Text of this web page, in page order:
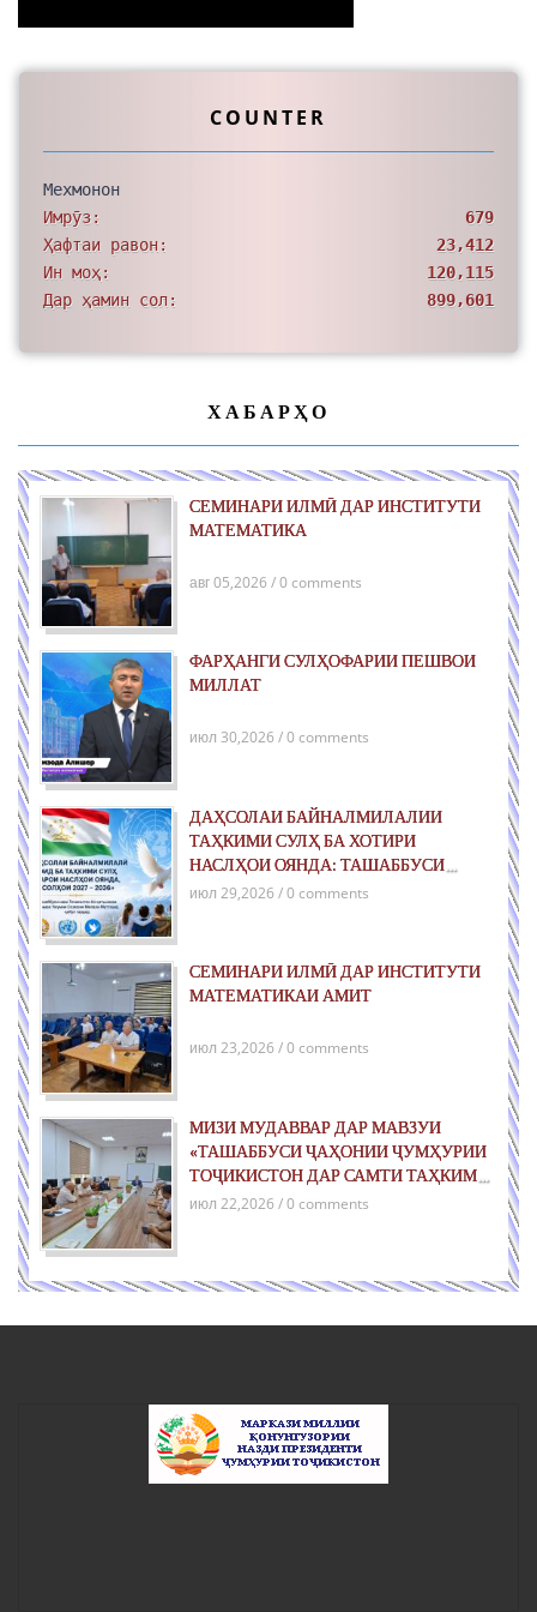
COUNTER
Мехмонон
Имрӯз:
679
Ҳафтаи равон:
23,412
Ин моҳ:
120,115
Дар ҳамин сол:
899,601
ХАБАРҲО
СЕМИНАРИ ИЛМӢ ДАР ИНСТИТУТИ
МАТЕМАТИКА
авг 05,2026 / 0 comments
ФАРҲАНГИ СУЛҲОФАРИИ ПЕШВОИ
МИЛЛАТ
июл 30,2026 / 0 comments
ДАҲСОЛАИ БАЙНАЛМИЛАЛИИ
ТАҲКИМИ СУЛҲ БА ХОТИРИ
НАСЛҲОИ ОЯНДА: ТАШАББУСИ
ҶАҲОНИИ ҶУМҲУРИИ ТОҶИКИСТОН
июл 29,2026 / 0 comments
СЕМИНАРИ ИЛМӢ ДАР ИНСТИТУТИ
МАТЕМАТИКАИ АМИТ
июл 23,2026 / 0 comments
МИЗИ МУДАВВАР ДАР МАВЗУИ
«ТАШАББУСИ ҶАҲОНИИ ҶУМҲУРИИ
ТОҶИКИСТОН ДАР САМТИ ТАҲКИМИ
СУЛҲ БАРОИ НАСЛҲОИ ОЯНДА»
июл 22,2026 / 0 comments